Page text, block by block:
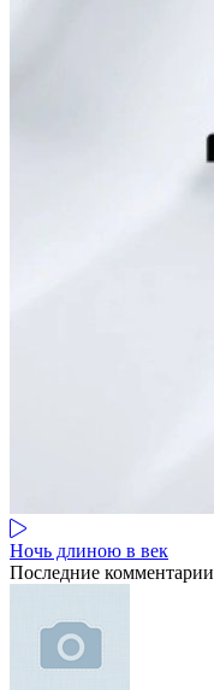
Ночь длиною в век
Последние комментарии